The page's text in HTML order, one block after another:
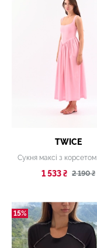
TWICE
1 533 ₴ 2 190 ₴
15%